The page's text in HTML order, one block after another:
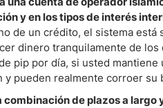
y en los tipos de interés
de un crédito, el sistema
dinero tranquilamente de
pip por día, si usted
pueden realmente corroer su
de plazos a largo